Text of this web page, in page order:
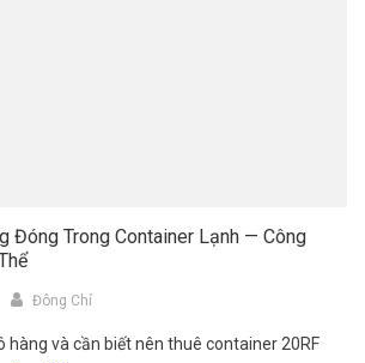
Đóng Trong Container Lạnh — Công
Đông Chí
hàng và cần biết nên thuê container 20RF